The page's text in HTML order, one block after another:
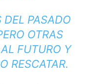
PASADO
OTRAS
FUTURO Y
RESCATAR.